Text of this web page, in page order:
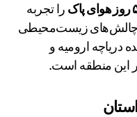
را تجربه
چالش‌های زیست‌محیطی
دریاچه ارومیه و
این منطقه است.